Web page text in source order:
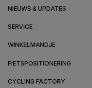
NIEUWS & UPDATES
SERVICE
WINKELMANDJE
FIETSPOSITIONERING
CYCLING FACTORY